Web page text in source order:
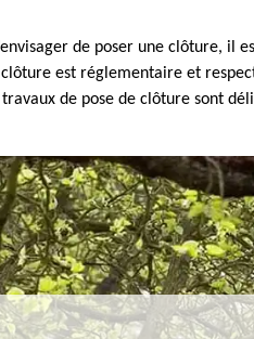
de poser une clôture, il
est réglementaire et
de pose de clôture sont